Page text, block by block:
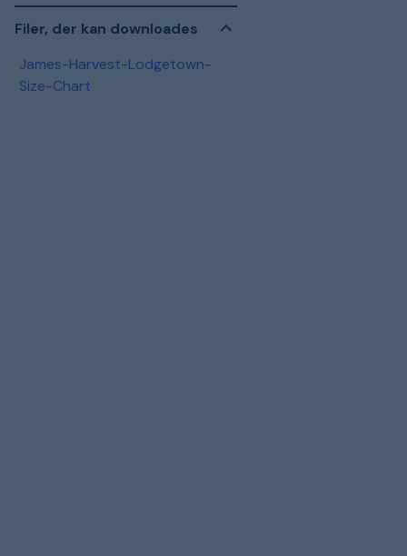
Filer, der kan downloades
James-Harvest-Lodgetown-
Size-Chart